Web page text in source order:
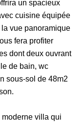
un spacieux
cuisine équipée
vue panoramique
fera profiter
dont deux ouvrant
de bain, wc
sous-sol de 48m2
villa qui